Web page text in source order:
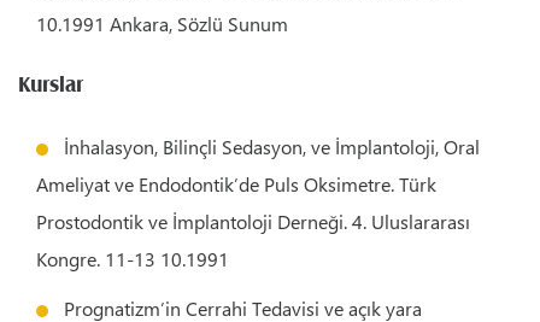
10.1991 Ankara, Sözlü Sunum
Kurslar
İnhalasyon, Bilinçli Sedasyon, ve İmplantoloji, Oral
Ameliyat ve Endodontik’de Puls Oksimetre. Türk
Prostodontik ve İmplantoloji Derneği. 4. Uluslararası
Kongre. 11-13 10.1991
Prognatizm’in Cerrahi Tedavisi ve açık yara